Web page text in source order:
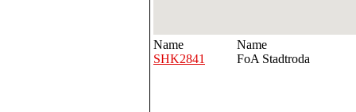
Name
Name
SHK2841
FoA Stadtroda